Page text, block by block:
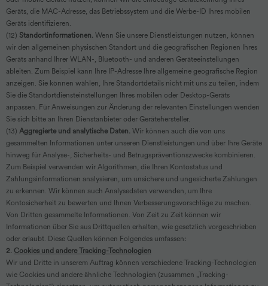
Geräts, die MAC-Adresse, das Betriebssystem und die Werbe-ID Ihres mobilen
Geräts identifizieren.
(12) Standortinformationen. Wenn Sie unsere Dienstleistungen nutzen, können
wir den allgemeinen physischen Standort und die geografischen Regionen Ihres
Geräts anhand Ihrer WLAN-, Bluetooth- und anderen Geräteeinstellungen
ableiten. Zum Beispiel kann Ihre IP-Adresse Ihre allgemeine geografische Region
anzeigen. Sie können wählen, Ihre Standortdetails nicht mit uns zu teilen, indem
Sie die Standortdiensteinstellungen Ihres mobilen oder Desktop-Geräts
anpassen. Für Anweisungen zur Änderung der relevanten Einstellungen wenden
Sie sich bitte an Ihren Dienstanbieter oder Gerätehersteller.
(13) Aggregierte und analytische Daten. Wir können auch die von uns
gesammelten Informationen unter unseren Dienstleistungen und über Ihre Geräte
hinweg für Analyse-, Sicherheits- und Betrugspräventionszwecke kombinieren.
Zum Beispiel verwenden wir Algorithmen, die Ihren Kontostatus und
Zahlungsinformationen analysieren, um unsichere und ungesicherte Zahlungen
zu erkennen. Wir können auch Analysedaten verwenden, um Ihre
Kontosicherheit zu bewerten und Ihnen Verbesserungsvorschläge zu machen.
Von Dritten gesammelte Informationen. Von Zeit zu Zeit können wir
Informationen über Sie aus Drittquellen erhalten, wie gesetzlich vorgeschrieben
oder erlaubt. Diese Quellen können Folgendes umfassen:
2. Cookies und andere Tracking-Technologien
Wir und Dritte in unserem Auftrag können verschiedene Tracking-Technologien
wie Cookies und andere ähnliche Technologien (zusammen „Tracking-